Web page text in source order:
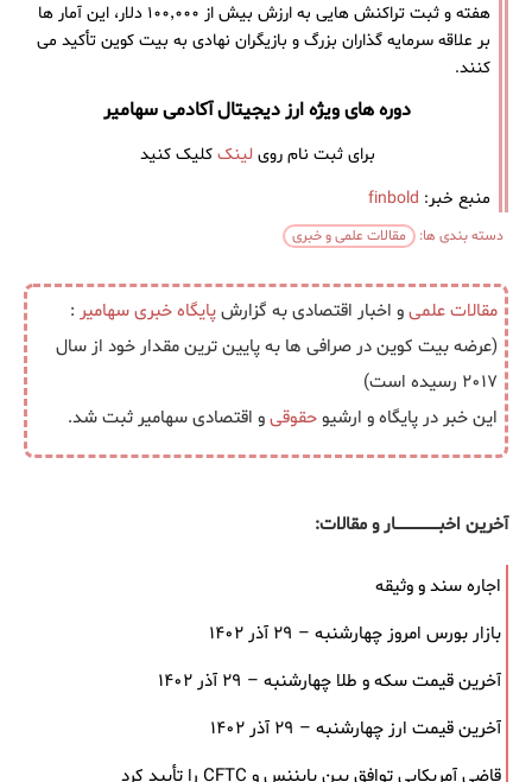
هفته و ثبت تراکنش‌ هایی به ارزش بیش از ۱۰۰٬۰۰۰ دلار، این آمار ها
بر علاقه سرمایه ‌گذاران بزرگ و بازیگران نهادی به بیت کوین تأکید می
‌کنند.
دوره های ویژه ارز دیجیتال آکادمی سهامیر
برای ثبت نام رویلینک کلیک کنید
منبع خبر: finbold
دسته بندی ها: مقالات علمی و خبری
مقالات علمیو اخبار اقتصادی به گزارشپایگاه خبریسهامیر :
(عرضه بیت کوین در صرافی‌ ها به پایین ترین مقدار خود از سال
۲۰۱۷ رسیده است)
این خبر در پایگاه و ارشیوحقوقیو اقتصادی سهامیر ثبت شد.
آخرین اخبــــــــــــــــــار و مقالات:
اجاره سند و وثیقه
بازار بورس امروز چهارشنبه – ۲۹ آذر ۱۴۰۲
آخرین قیمت سکه و طلا چهارشنبه – ۲۹ آذر ۱۴۰۲
آخرین قیمت ارز چهارشنبه – ۲۹ آذر ۱۴۰۲
قاضی آمریکایی توافق بین بایننس و CFTC را تأیید کرد